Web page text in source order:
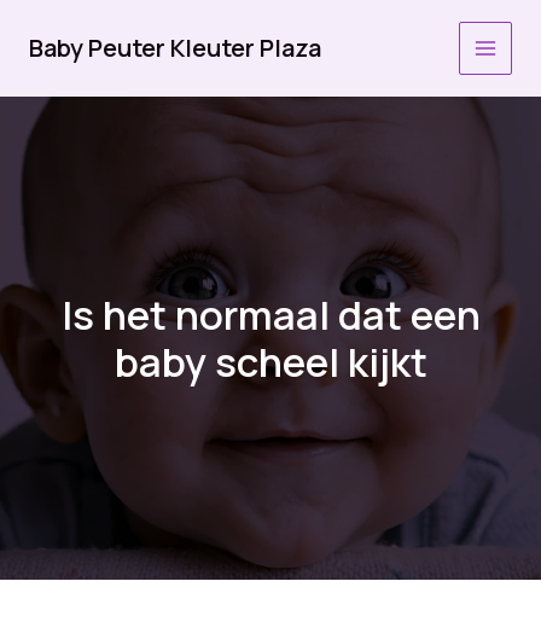
naar
inhoud
Baby Peuter Kleuter Plaza
Is het normaal dat een
baby scheel kijkt